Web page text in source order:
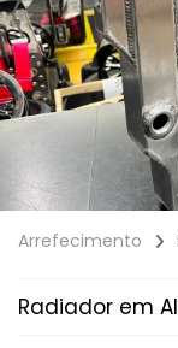
Arrefecimento
Radiador em